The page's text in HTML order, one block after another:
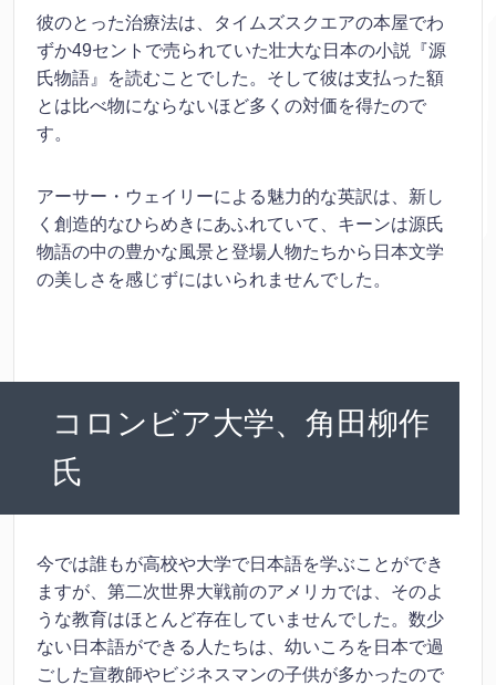
彼のとった治療法は、タイムズスクエアの本屋でわ
ずか49セントで売られていた壮大な日本の小説『源
氏物語』を読むことでした。そして彼は支払った額
とは比べ物にならないほど多くの対価を得たので
す。
アーサー・ウェイリーによる魅力的な英訳は、新し
く創造的なひらめきにあふれていて、キーンは源氏
物語の中の豊かな風景と登場人物たちから日本文学
の美しさを感じずにはいられませんでした。
コロンビア大学、角田柳作
氏
今では誰もが高校や大学で日本語を学ぶことができ
ますが、第二次世界大戦前のアメリカでは、そのよ
うな教育はほとんど存在していませんでした。数少
ない日本語ができる人たちは、幼いころを日本で過
ごした宣教師やビジネスマンの子供が多かったので